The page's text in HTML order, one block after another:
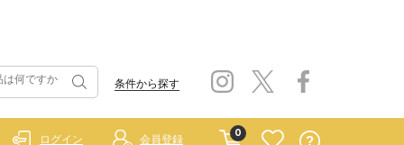
条件から探す
0
ログイン 会員登録